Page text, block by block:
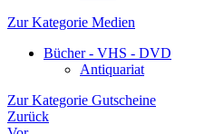
Zur Kategorie Medien
Bücher - VHS - DVD
Antiquariat
Zur Kategorie Gutscheine
Zurück